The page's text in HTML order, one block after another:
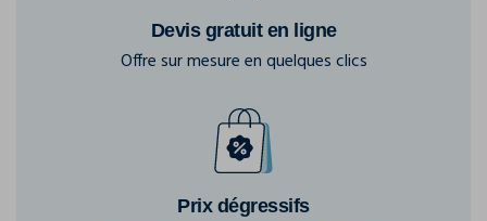
Devis gratuit en ligne
Offre sur mesure en quelques clics
Prix dégressifs